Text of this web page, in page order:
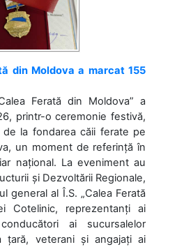
din Moldova a marcat 155
Ferată din Moldova” a
printr-o ceremonie festivă,
la fondarea căii ferate pe
un moment de referință în
național. La eveniment au
și Dezvoltării Regionale,
general al Î.S. „Calea Ferată
Cotelinic, reprezentanți ai
ai sucursalelor
țară, veterani și angajați ai